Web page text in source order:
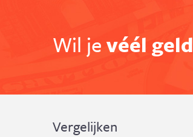
Wil jevéél geld
Vergelijken